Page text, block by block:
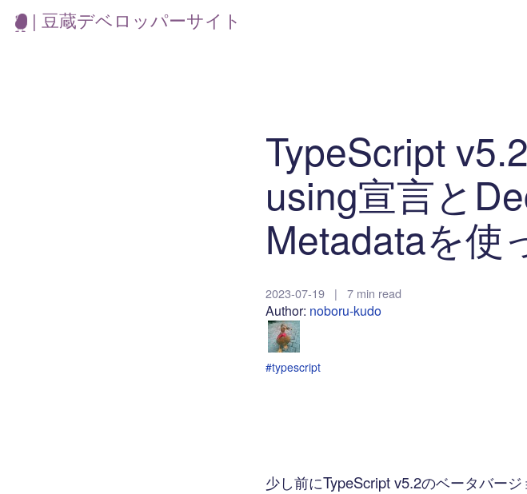
| 豆蔵デベロッパーサイト
TypeScript
using宣言と
Metadataを使
2023-07-19 | 7 min read
Author: noboru-kudo
#typescript
少し前にTypeScript v5.2のベータバージ